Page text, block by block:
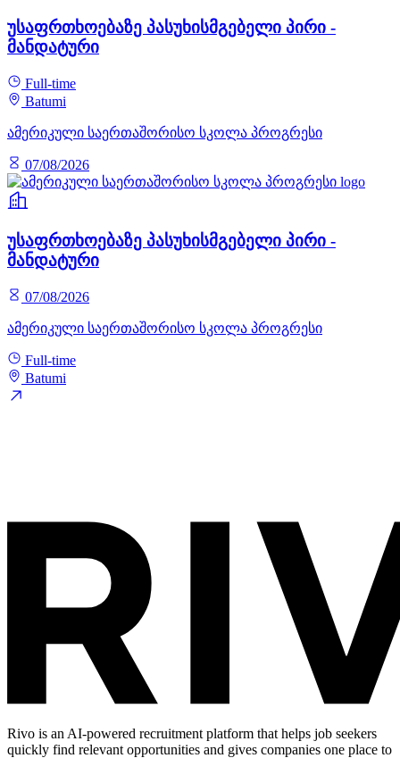
უსაფრთხოებაზე პასუხისმგებელი პირი -
მანდატური
Full-time
Batumi
ამერიკული საერთაშორისო სკოლა პროგრესი
07/08/2026
უსაფრთხოებაზე პასუხისმგებელი პირი -
მანდატური
07/08/2026
ამერიკული საერთაშორისო სკოლა პროგრესი
Full-time
Batumi
Rivo is an AI-powered recruitment platform that helps job seekers
quickly find relevant opportunities and gives companies one place to